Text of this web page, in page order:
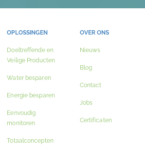
OPLOSSINGEN
Doeltreffende en
Veilige Producten
Water besparen
Energie besparen
Eenvoudig
monitoren
Totaalconcepten
OVER ONS
Nieuws
Blog
Contact
Jobs
Certificaten